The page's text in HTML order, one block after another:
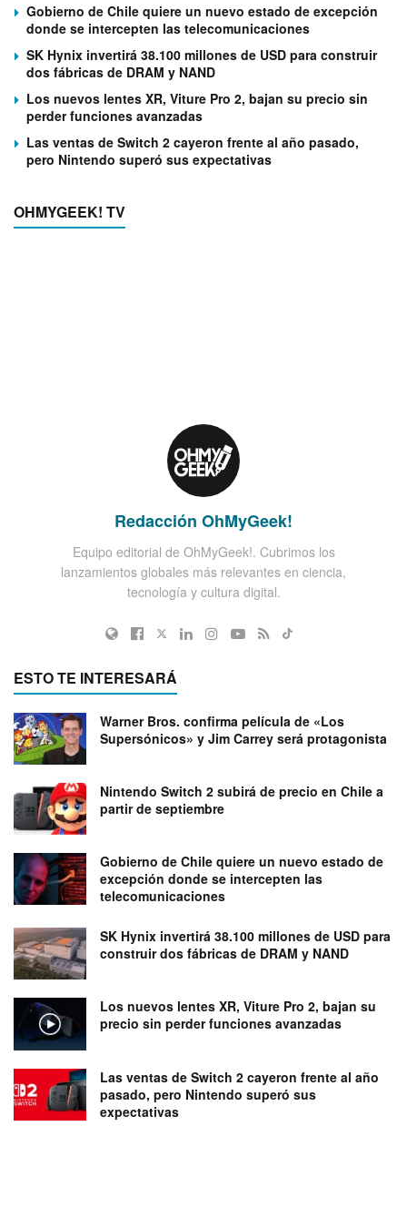
Gobierno de Chile quiere un nuevo estado de excepción
donde se intercepten las telecomunicaciones
SK Hynix invertirá 38.100 millones de USD para construir
dos fábricas de DRAM y NAND
Los nuevos lentes XR, Viture Pro 2, bajan su precio sin
perder funciones avanzadas
Las ventas de Switch 2 cayeron frente al año pasado,
pero Nintendo superó sus expectativas
OHMYGEEK! TV
Redacción OhMyGeek!
Equipo editorial de OhMyGeek!. Cubrimos los
lanzamientos globales más relevantes en ciencia,
tecnología y cultura digital.
ESTO TE INTERESARÁ
Warner Bros. confirma película de «Los
Supersónicos» y Jim Carrey será protagonista
Nintendo Switch 2 subirá de precio en Chile a
partir de septiembre
Gobierno de Chile quiere un nuevo estado de
excepción donde se intercepten las
telecomunicaciones
SK Hynix invertirá 38.100 millones de USD para
construir dos fábricas de DRAM y NAND
Los nuevos lentes XR, Viture Pro 2, bajan su
precio sin perder funciones avanzadas
Las ventas de Switch 2 cayeron frente al año
pasado, pero Nintendo superó sus
expectativas